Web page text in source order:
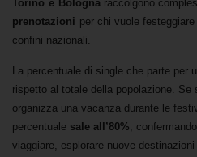
Torino e Bologna raccolgono
prenotazioni per chi vuole
confini nazionali.
La percentuale di single che parte per
rispetto al totale della popolazione. Se
organizza una vacanza durante le
percentuale sale all’80%,
viaggiare, esplorare nuove